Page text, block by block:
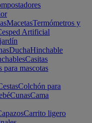
MacetasTermómetros y
Artificial
DuchaHinchable
Casitas
para mascotas
Colchón para
CunasCama
Carrito ligero